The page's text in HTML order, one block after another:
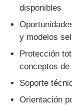
disponibles
y modelos
Protección
conceptos
Soporte
Orientación